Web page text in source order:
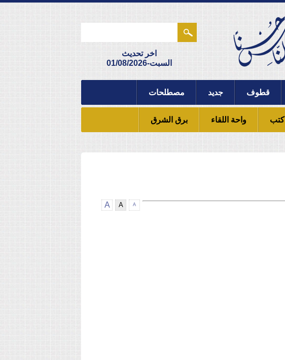
اخر تحديث
السبت-01/08/2026
قطوف جديد مصطلحات
كتب واحة اللقاء برق الشرق
A
A
A